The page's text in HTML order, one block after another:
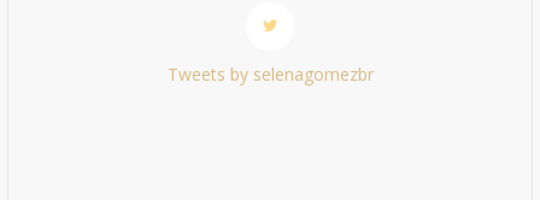
Tweets by selenagomezbr